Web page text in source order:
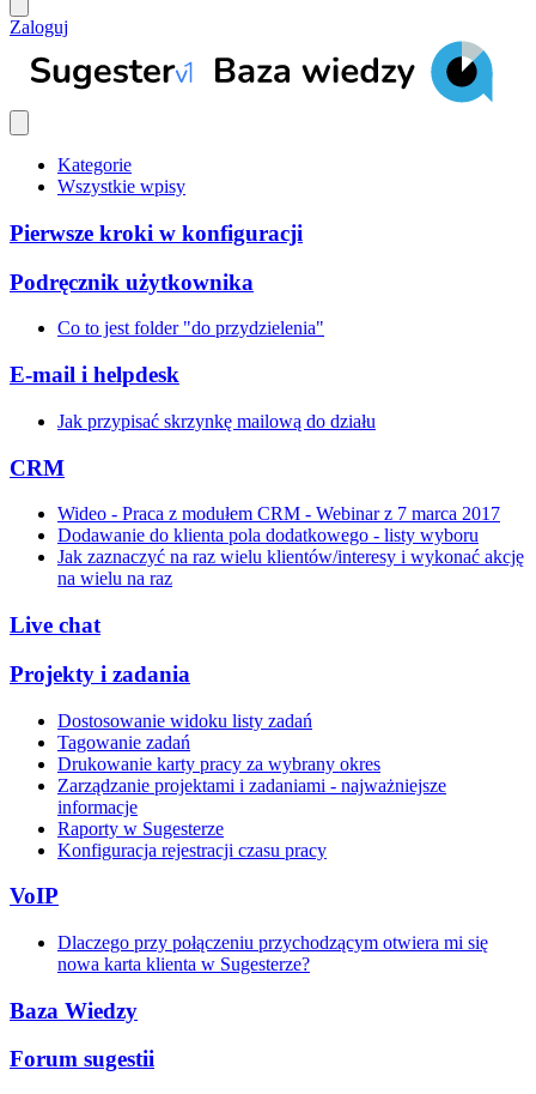
Zaloguj
Kategorie
Wszystkie wpisy
Pierwsze kroki w konfiguracji
Podręcznik użytkownika
Co to jest folder "do przydzielenia"
E-mail i helpdesk
Jak przypisać skrzynkę mailową do działu
CRM
Wideo - Praca z modułem CRM - Webinar z 7 marca 2017
Dodawanie do klienta pola dodatkowego - listy wyboru
Jak zaznaczyć na raz wielu klientów/interesy i wykonać akcję
na wielu na raz
Live chat
Projekty i zadania
Dostosowanie widoku listy zadań
Tagowanie zadań
Drukowanie karty pracy za wybrany okres
Zarządzanie projektami i zadaniami - najważniejsze
informacje
Raporty w Sugesterze
Konfiguracja rejestracji czasu pracy
VoIP
Dlaczego przy połączeniu przychodzącym otwiera mi się
nowa karta klienta w Sugesterze?
Baza Wiedzy
Forum sugestii